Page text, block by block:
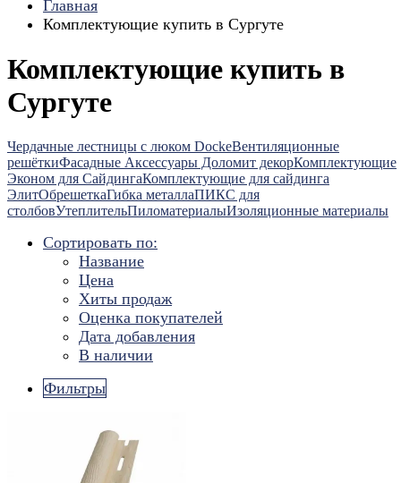
Главная
Комплектующие купить в Сургуте
Комплектующие купить в
Сургуте
Чердачные лестницы с люком DockeВентиляционные
решёткиФасадные Аксессуары Доломит декорКомплектующие
Эконом для СайдингаКомплектующие для cайдинга
ЭлитОбрешеткаГибка металлаПИКС для
столбовУтеплительПиломатериалыИзоляционные материалы
Сортировать по:
Название
Цена
Хиты продаж
Оценка покупателей
Дата добавления
В наличии
Фильтры